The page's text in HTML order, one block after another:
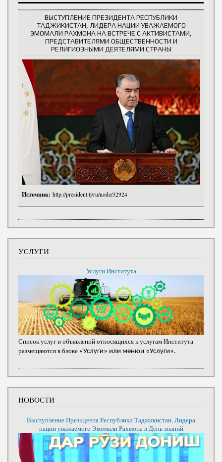
ВЫСТУПЛЕНИЕ ПРЕЗИДЕНТА РЕСПУБЛИКИ
ТАДЖИКИСТАН, ЛИДЕРА НАЦИИ УВАЖАЕМОГО
ЭМОМАЛИ РАХМОНА НА ВСТРЕЧЕ С АКТИВИСТАМИ,
ПРЕДСТАВИТЕЛЯМИ ОБЩЕСТВЕННОСТИ И
РЕЛИГИОЗНЫМИ ДЕЯТЕЛЯМИ СТРАНЫ
Источник: http://president.tj/ru/node/32924
УСЛУГИ
Услуги Института
Список услуг и объявлений относящихся к услугам Института
размещяются в блоке «Услуги» или менюи «Услуги».
НОВОСТИ
Выступление Президента Республики Таджикистан, Лидера
нации уважаемого Эмомали Рахмона в День знаний